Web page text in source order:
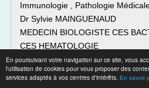
En poursuivant votre navigation sur ce site, vous
l'utilisation de cookies pour vous proposer des
services adaptés à vos centres d'intérêts. En savoir
Immunologie , Pathologie
Dr Sylvie MAINGUENAUD
MEDECIN BIOLOGISTE CES
CES HEMATOLOGIE
CES DIAGNOSTIC
Lire la suite